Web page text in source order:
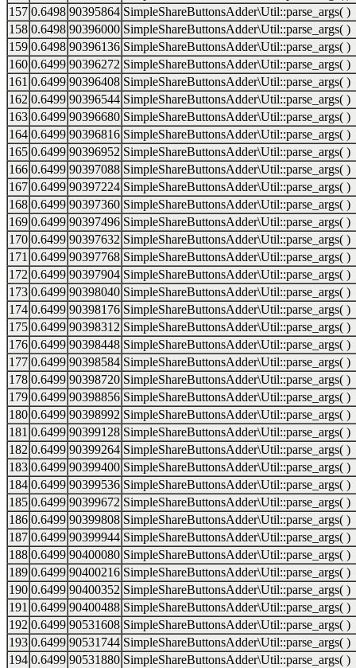
157 0.6498 90395864 SimpleShareButtonsAdder\Util::parse_args( )
158 0.6498 90396000 SimpleShareButtonsAdder\Util::parse_args( )
159 0.6498 90396136 SimpleShareButtonsAdder\Util::parse_args( )
160 0.6499 90396272 SimpleShareButtonsAdder\Util::parse_args( )
161 0.6499 90396408 SimpleShareButtonsAdder\Util::parse_args( )
162 0.6499 90396544 SimpleShareButtonsAdder\Util::parse_args( )
163 0.6499 90396680 SimpleShareButtonsAdder\Util::parse_args( )
164 0.6499 90396816 SimpleShareButtonsAdder\Util::parse_args( )
165 0.6499 90396952 SimpleShareButtonsAdder\Util::parse_args( )
166 0.6499 90397088 SimpleShareButtonsAdder\Util::parse_args( )
167 0.6499 90397224 SimpleShareButtonsAdder\Util::parse_args( )
168 0.6499 90397360 SimpleShareButtonsAdder\Util::parse_args( )
169 0.6499 90397496 SimpleShareButtonsAdder\Util::parse_args( )
170 0.6499 90397632 SimpleShareButtonsAdder\Util::parse_args( )
171 0.6499 90397768 SimpleShareButtonsAdder\Util::parse_args( )
172 0.6499 90397904 SimpleShareButtonsAdder\Util::parse_args( )
173 0.6499 90398040 SimpleShareButtonsAdder\Util::parse_args( )
174 0.6499 90398176 SimpleShareButtonsAdder\Util::parse_args( )
175 0.6499 90398312 SimpleShareButtonsAdder\Util::parse_args( )
176 0.6499 90398448 SimpleShareButtonsAdder\Util::parse_args( )
177 0.6499 90398584 SimpleShareButtonsAdder\Util::parse_args( )
178 0.6499 90398720 SimpleShareButtonsAdder\Util::parse_args( )
179 0.6499 90398856 SimpleShareButtonsAdder\Util::parse_args( )
180 0.6499 90398992 SimpleShareButtonsAdder\Util::parse_args( )
181 0.6499 90399128 SimpleShareButtonsAdder\Util::parse_args( )
182 0.6499 90399264 SimpleShareButtonsAdder\Util::parse_args( )
183 0.6499 90399400 SimpleShareButtonsAdder\Util::parse_args( )
184 0.6499 90399536 SimpleShareButtonsAdder\Util::parse_args( )
185 0.6499 90399672 SimpleShareButtonsAdder\Util::parse_args( )
186 0.6499 90399808 SimpleShareButtonsAdder\Util::parse_args( )
187 0.6499 90399944 SimpleShareButtonsAdder\Util::parse_args( )
188 0.6499 90400080 SimpleShareButtonsAdder\Util::parse_args( )
189 0.6499 90400216 SimpleShareButtonsAdder\Util::parse_args( )
190 0.6499 90400352 SimpleShareButtonsAdder\Util::parse_args( )
191 0.6499 90400488 SimpleShareButtonsAdder\Util::parse_args( )
192 0.6499 90531608 SimpleShareButtonsAdder\Util::parse_args( )
193 0.6499 90531744 SimpleShareButtonsAdder\Util::parse_args( )
194 0.6499 90531880 SimpleShareButtonsAdder\Util::parse_args( )